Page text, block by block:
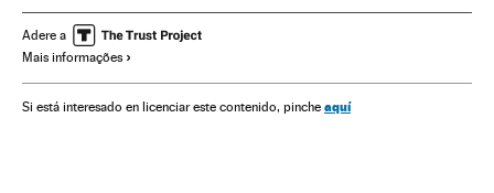
Terrorismo
Adere a
Mais informações
Si está interesado en licenciar este contenido, pinche aquí